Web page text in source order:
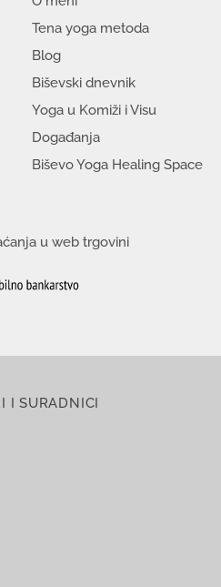
Tena yoga metoda
Blog
Biševski dnevnik
Yoga u Komiži i Visu
Događanja
Biševo Yoga Healing Space
u web trgovini
I SURADNICI